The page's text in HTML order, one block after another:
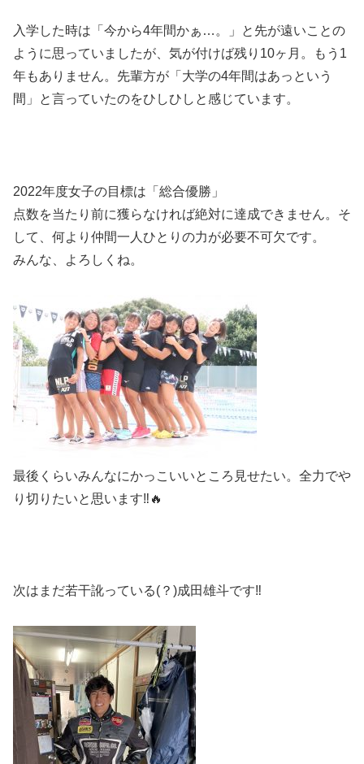
入学した時は「今から4年間かぁ…。」と先が遠いことの
ように思っていましたが、気が付けば残り10ヶ月。もう1
年もありません。先輩方が「大学の4年間はあっという
間」と言っていたのをひしひしと感じています。
2022年度女子の目標は「総合優勝」
点数を当たり前に獲らなければ絶対に達成できません。そ
して、何より仲間一人ひとりの力が必要不可欠です。
みんな、よろしくね。
最後くらいみんなにかっこいいところ見せたい。全力でや
り切りたいと思います‼🔥
次はまだ若干訛っている(？)成田雄斗です‼